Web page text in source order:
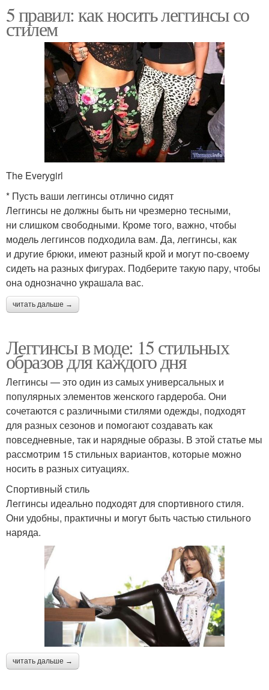
5 правил: как носить леггинсы со
стилем
The Everygirl
* Пусть ваши леггинсы отлично сидят
Леггинсы не должны быть ни чрезмерно тесными,
ни слишком свободными. Кроме того, важно, чтобы
модель леггинсов подходила вам. Да, леггинсы, как
и другие брюки, имеют разный крой и могут по‑своему
сидеть на разных фигурах. Подберите такую пару, чтобы
она однозначно украшала вас.
читать дальше →
Леггинсы в моде: 15 стильных
образов для каждого дня
Леггинсы — это один из самых универсальных и
популярных элементов женского гардероба. Они
сочетаются с различными стилями одежды, подходят
для разных сезонов и помогают создавать как
повседневные, так и нарядные образы. В этой статье мы
рассмотрим 15 стильных вариантов, которые можно
носить в разных ситуациях.
Спортивный стиль
Леггинсы идеально подходят для спортивного стиля.
Они удобны, практичны и могут быть частью стильного
наряда.
читать дальше →